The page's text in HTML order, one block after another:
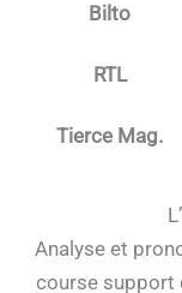
Bilto
RTL
Tierce Mag.
Analyse et
course support